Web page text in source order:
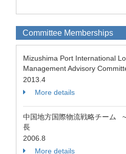
Committee Memberships
Mizushima Port International
Management Advisory
2013.4
More details
中国地方国際物流戦略チーム
長
2006.8
More details